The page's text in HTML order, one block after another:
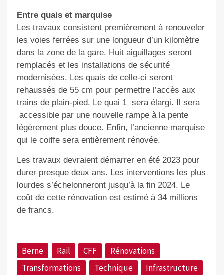
Entre quais et marquise
Les travaux consistent premièrement à renouveler
les voies ferrées sur une longueur d’un kilomètre
dans la zone de la gare. Huit aiguillages seront
remplacés et les installations de sécurité
modernisées. Les quais de celle-ci seront
rehaussés de 55 cm pour permettre l’accès aux
trains de plain-pied. Le quai 1 sera élargi. Il sera
accessible par une nouvelle rampe à la pente
légèrement plus douce. Enfin, l’ancienne marquise
qui le coiffe sera entièrement rénovée.
Les travaux devraient démarrer en été 2023 pour
durer presque deux ans. Les interventions les plus
lourdes s’échelonneront jusqu’à la fin 2024. Le
coût de cette rénovation est estimé à 34 millions
de francs.
Berne Rail CFF
Rénovations
Transformations
Technique
Infrastructure